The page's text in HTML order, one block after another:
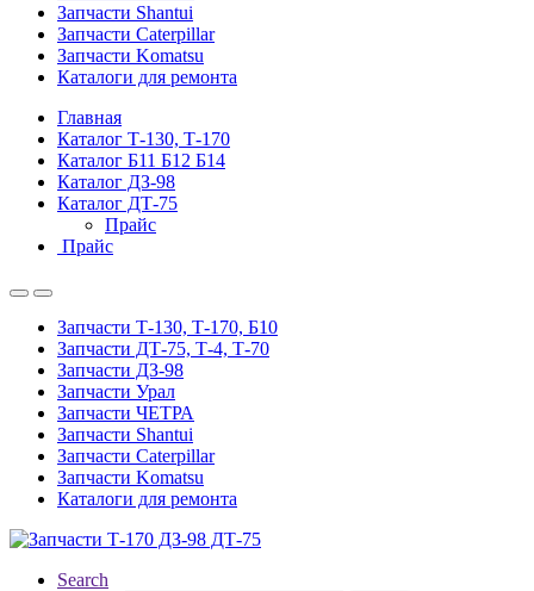
Запчасти Shantui
Запчасти Caterpillar
Запчасти Komatsu
Каталоги для ремонта
Главная
Каталог Т-130, Т-170
Каталог Б11 Б12 Б14
Каталог ДЗ-98
Каталог ДТ-75
Прайс
Прайс
Запчасти Т-130, Т-170, Б10
Запчасти ДТ-75, Т-4, Т-70
Запчасти ДЗ-98
Запчасти Урал
Запчасти ЧЕТРА
Запчасти Shantui
Запчасти Caterpillar
Запчасти Komatsu
Каталоги для ремонта
Search